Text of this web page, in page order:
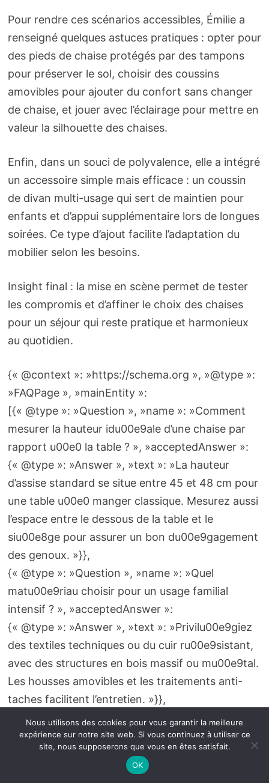
Pour rendre ces scénarios accessibles, Émilie a
renseigné quelques astuces pratiques : opter pour
des pieds de chaise protégés par des tampons
pour préserver le sol, choisir des coussins
amovibles pour ajouter du confort sans changer
de chaise, et jouer avec l’éclairage pour mettre en
valeur la silhouette des chaises.
Enfin, dans un souci de polyvalence, elle a intégré
un accessoire simple mais efficace : un coussin
de divan multi-usage qui sert de maintien pour
enfants et d’appui supplémentaire lors de longues
soirées. Ce type d’ajout facilite l’adaptation du
mobilier selon les besoins.
Insight final : la mise en scène permet de tester
les compromis et d’affiner le choix des chaises
pour un séjour qui reste pratique et harmonieux
au quotidien.
{« @context »: »https://schema.org », »@type »:
»FAQPage », »mainEntity »:
[{« @type »: »Question », »name »: »Comment
mesurer la hauteur idu00e9ale d’une chaise par
rapport u00e0 la table ? », »acceptedAnswer »:
{« @type »: »Answer », »text »: »La hauteur
d’assise standard se situe entre 45 et 48 cm pour
une table u00e0 manger classique. Mesurez aussi
l’espace entre le dessous de la table et le
siu00e8ge pour assurer un bon du00e9gagement
des genoux. »}},
{« @type »: »Question », »name »: »Quel
matu00e9riau choisir pour un usage familial
intensif ? », »acceptedAnswer »:
{« @type »: »Answer », »text »: »Privilu00e9giez
des textiles techniques ou du cuir ru00e9sistant,
avec des structures en bois massif ou mu00e9tal.
Les housses amovibles et les traitements anti-
taches facilitent l’entretien. »}},
{« @type »: »Question », »name »: »Les chaises
empilables sont-elles confortables
? », »acceptedAnswer »:
{« @type »: »Answer », »text »: »Les chaises
Nous utilisons des cookies pour vous garantir la meilleure
expérience sur notre site web. Si vous continuez à utiliser ce
site, nous supposerons que vous en êtes satisfait.
OK